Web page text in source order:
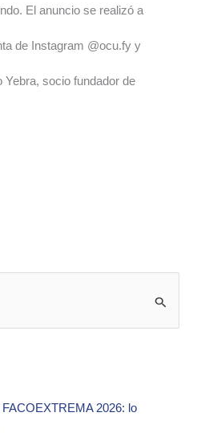
El anuncio se realizó a
de Instagram @ocu.fy y
Yebra, socio fundador de
2026: lo